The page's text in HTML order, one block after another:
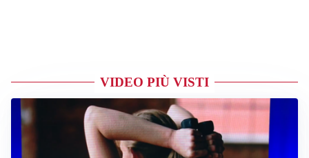
VIDEO PIÙ VISTI